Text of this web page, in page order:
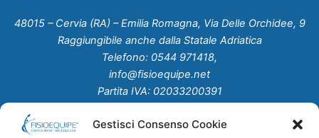
Gestisci Consenso Cookie
48015 – Cervia (RA) – Emilia Romagna, Via Delle Orchidee, 9
Raggiungibile anche dalla Statale Adriatica
Telefono: 0544 971418,
info@fisioequipe.net
Partita IVA: 02033200391
Home